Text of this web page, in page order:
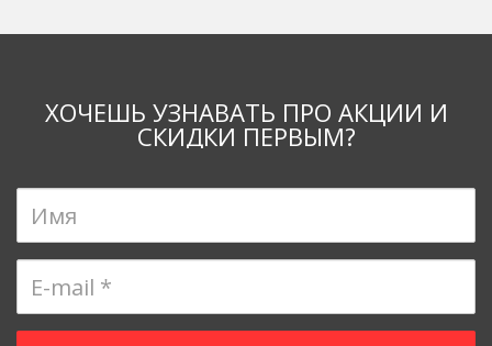
ХОЧЕШЬ УЗНАВАТЬ ПРО АКЦИИ И
СКИДКИ ПЕРВЫМ?